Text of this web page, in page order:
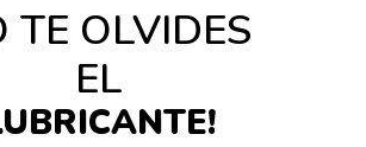
TE OLVIDES
EL